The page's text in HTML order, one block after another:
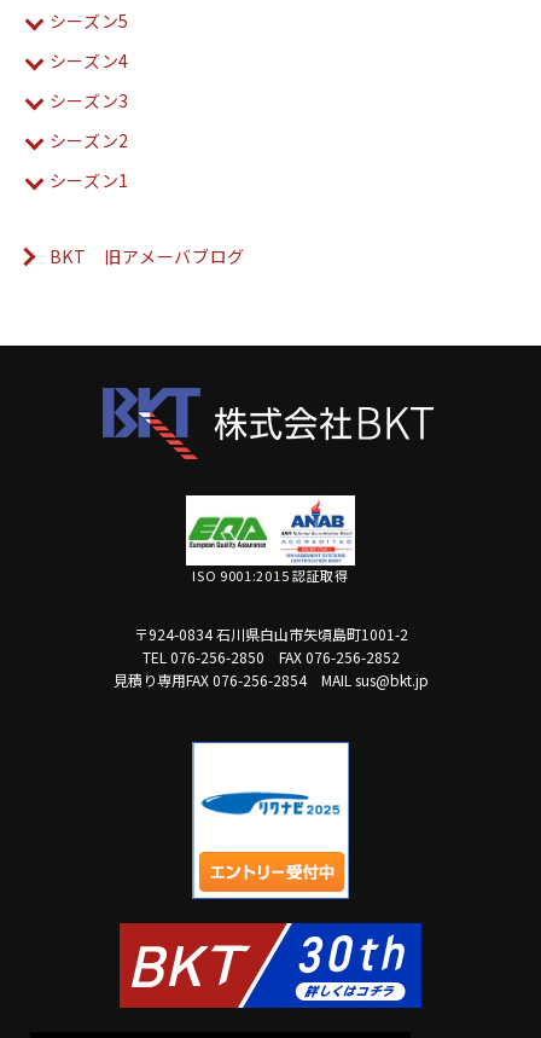
シーズン5
シーズン4
シーズン3
シーズン2
シーズン1
BKT 旧アメーバブログ
ISO 9001:2015 認証取得
〒924-0834 石川県白山市矢頃島町1001-2
TEL 076-256-2850
FAX 076-256-2852
見積り専用FAX 076-256-2854
MAIL sus@bkt.jp